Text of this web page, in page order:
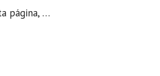
página, …